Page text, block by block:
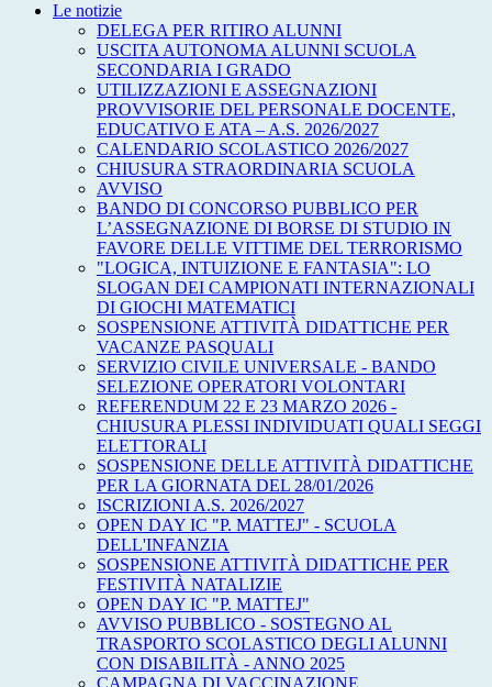
Le notizie
DELEGA PER RITIRO ALUNNI
USCITA AUTONOMA ALUNNI SCUOLA
SECONDARIA I GRADO
UTILIZZAZIONI E ASSEGNAZIONI
PROVVISORIE DEL PERSONALE DOCENTE,
EDUCATIVO E ATA – A.S. 2026/2027
CALENDARIO SCOLASTICO 2026/2027
CHIUSURA STRAORDINARIA SCUOLA
AVVISO
BANDO DI CONCORSO PUBBLICO PER
L’ASSEGNAZIONE DI BORSE DI STUDIO IN
FAVORE DELLE VITTIME DEL TERRORISMO
"LOGICA, INTUIZIONE E FANTASIA": LO
SLOGAN DEI CAMPIONATI INTERNAZIONALI
DI GIOCHI MATEMATICI
SOSPENSIONE ATTIVITÀ DIDATTICHE PER
VACANZE PASQUALI
SERVIZIO CIVILE UNIVERSALE - BANDO
SELEZIONE OPERATORI VOLONTARI
REFERENDUM 22 E 23 MARZO 2026 -
CHIUSURA PLESSI INDIVIDUATI QUALI SEGGI
ELETTORALI
SOSPENSIONE DELLE ATTIVITÀ DIDATTICHE
PER LA GIORNATA DEL 28/01/2026
ISCRIZIONI A.S. 2026/2027
OPEN DAY IC "P. MATTEJ" - SCUOLA
DELL'INFANZIA
SOSPENSIONE ATTIVITÀ DIDATTICHE PER
FESTIVITÀ NATALIZIE
OPEN DAY IC "P. MATTEJ"
AVVISO PUBBLICO - SOSTEGNO AL
TRASPORTO SCOLASTICO DEGLI ALUNNI
CON DISABILITÀ - ANNO 2025